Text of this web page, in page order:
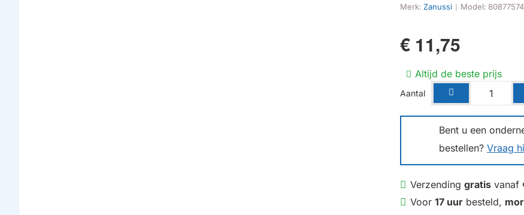
Merk: Zanussi Model: 80877574
€ 11,75
Altijd de beste prijs
Bent u een
bestellen? Vraag
Aantal
Verzending gratis vanaf
Voor 17 uur besteld,